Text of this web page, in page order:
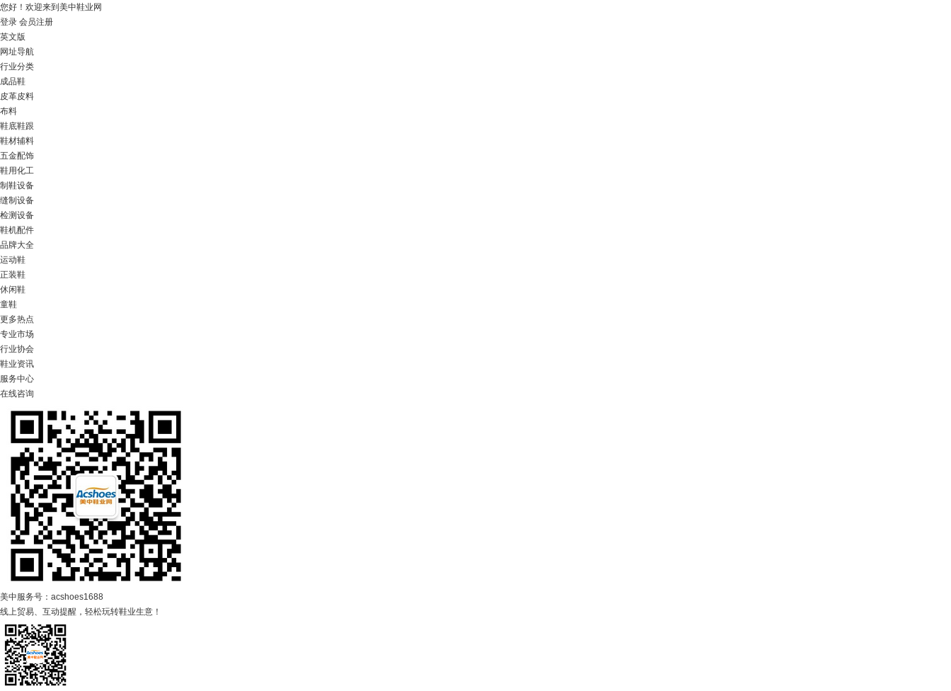
您好！ 欢迎来到美中鞋业网
登录 会员注册
英文版
网址导航
行业分类
成品鞋
皮革皮料
布料
鞋底鞋跟
鞋材辅料
五金配饰
鞋用化工
制鞋设备
缝制设备
检测设备
鞋机配件
品牌大全
运动鞋
正装鞋
休闲鞋
童鞋
更多热点
专业市场
行业协会
鞋业资讯
服务中心
在线咨询
美中服务号：acshoes1688
线上贸易、互动提醒，轻松玩转鞋业生意！